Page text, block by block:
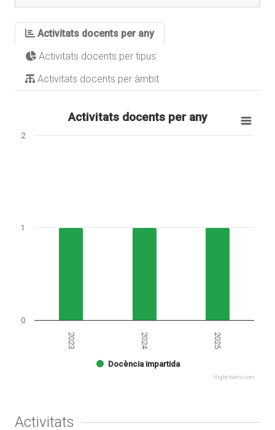
Activitats docents per any
Activitats docents per tipus
Activitats docents per àmbit
Activitats docents per any
Docència impartida
2023 2024 2025
0
1
2
Highcharts.com
Activitats